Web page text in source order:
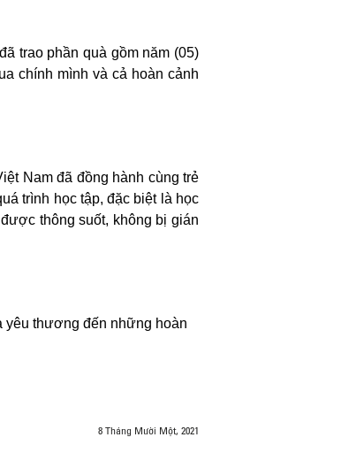
trao phần quà gồm năm (05)
chính mình và cả hoàn cảnh
Nam đã đồng hành cùng trẻ
trình học tập, đặc biệt là học
thông suốt, không bị gián
yêu thương đến những hoàn
8 Tháng Mười Một, 2021